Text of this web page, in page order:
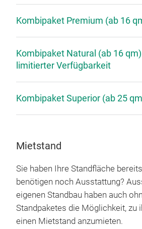
Kombipaket Premium (ab 16
Kombipaket Natural (ab 16 qm)
limitierter Verfügbarkeit
Kombipaket Superior (ab 25
Mietstand
Sie haben Ihre Standfläche
benötigen noch Ausstattung?
eigenen Standbau haben auch
Standpaketes die Möglichkeit, zu
einen Mietstand anzumieten.